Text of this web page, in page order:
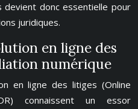
devient donc essentielle pour
juridiques.
en ligne des
numérique
en ligne des litiges (Online
connaissent un essor